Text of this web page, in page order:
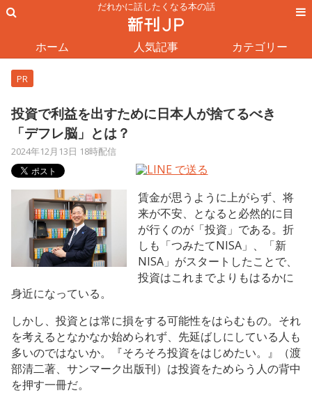
だれかに話したくなる本の話
ホーム 人気記事 カテゴリー
PR
投資で利益を出すために日本人が捨てるべき
「デフレ脳」とは？
2024年12月13日 18時配信
賃金が思うように上がらず、将
来が不安、となると必然的に目
が行くのが「投資」である。折
しも「つみたてNISA」、「新
NISA」がスタートしたことで、
投資はこれまでよりもはるかに
身近になっている。
しかし、投資とは常に損をする可能性をはらむもの。それ
を考えるとなかなか始められず、先延ばしにしている人も
多いのではないか。『そろそろ投資をはじめたい。』（渡
部清二著、サンマーク出版刊）は投資をためらう人の背中
を押す一冊だ。